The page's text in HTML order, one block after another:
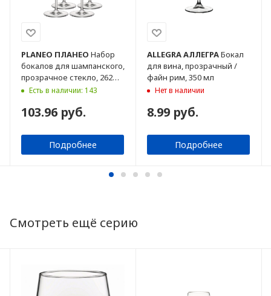
PLANEO ПЛАНЕО Набор
бокалов для шампанского,
прозрачное стекло, 262
мл, 4 шт
Есть в наличии: 143
103.96 руб.
Подробнее
ALLEGRAАЛЛЕГРАБокал
для вина, прозрачный /
файн рим, 350 мл
Нет в наличии
8.99 руб.
Подробнее
Смотреть ещё серию